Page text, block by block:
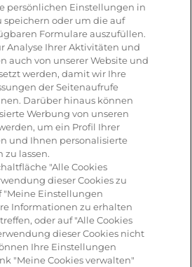
Antipasti
Pizza
& aufläufe
Salat
Risotto
Dessert
Tiramisu
Vegetarisch
Produkte
persönlichen Einstellungen in
speichern oder um die auf
Formulare auszufüllen.
Analyse Ihrer Aktivitäten und
auch von unserer Website und
werden, damit wir Ihre
der Seitenaufrufe
Darüber hinaus können
Werbung von unseren
um ein Profil Ihrer
und Ihnen personalisierte
lassen.
"Alle Cookies
dieser Cookies zu
"Meine Einstellungen
Informationen zu erhalten
oder auf "Alle Cookies
dieser Cookies nicht
Ihre Einstellungen
"Meine Cookies verwalten"